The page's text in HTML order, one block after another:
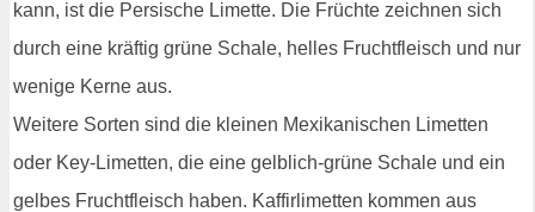
kann, ist die Persische Limette. Die Früchte zeichnen sich
durch eine kräftig grüne Schale, helles Fruchtfleisch und nur
wenige Kerne aus.
Weitere Sorten sind die kleinen Mexikanischen Limetten
oder Key-Limetten, die eine gelblich-grüne Schale und ein
gelbes Fruchtfleisch haben. Kaffirlimetten kommen aus